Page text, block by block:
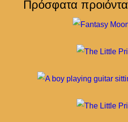
Πρόσφατα προιόντα